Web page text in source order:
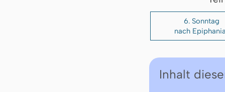
6. Sonntag
nach
Inhalt